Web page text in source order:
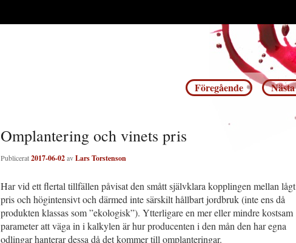
Inläggsnavigering
Föregående Nästa
Omplantering och vinets pris
Publicerat2017-06-02avLars Torstenson
Har vid ett flertal tillfällen påvisat den smått självklara kopplingen mellan lågt
pris och högintensivt och därmed inte särskilt hållbart jordbruk (inte ens då
produkten klassas som ”ekologisk”). Ytterligare en mer eller mindre kostsam
parameter att väga in i kalkylen är hur producenten i den mån den har egna
odlingar hanterar dessa då det kommer till omplanteringar.